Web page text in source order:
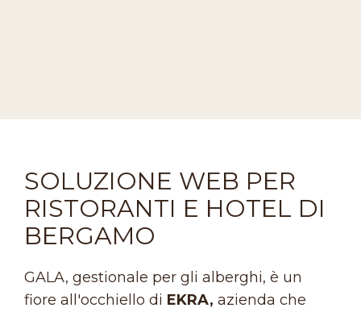
SOLUZIONE WEB PER
RISTORANTI E HOTEL DI
BERGAMO
GALA, gestionale per gli alberghi, è un
fiore all'occhiello di EKRA, azienda che